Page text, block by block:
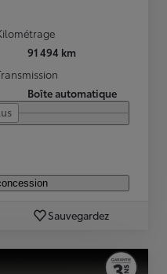
91 494 km
Boîte automatique
Sauvegardez